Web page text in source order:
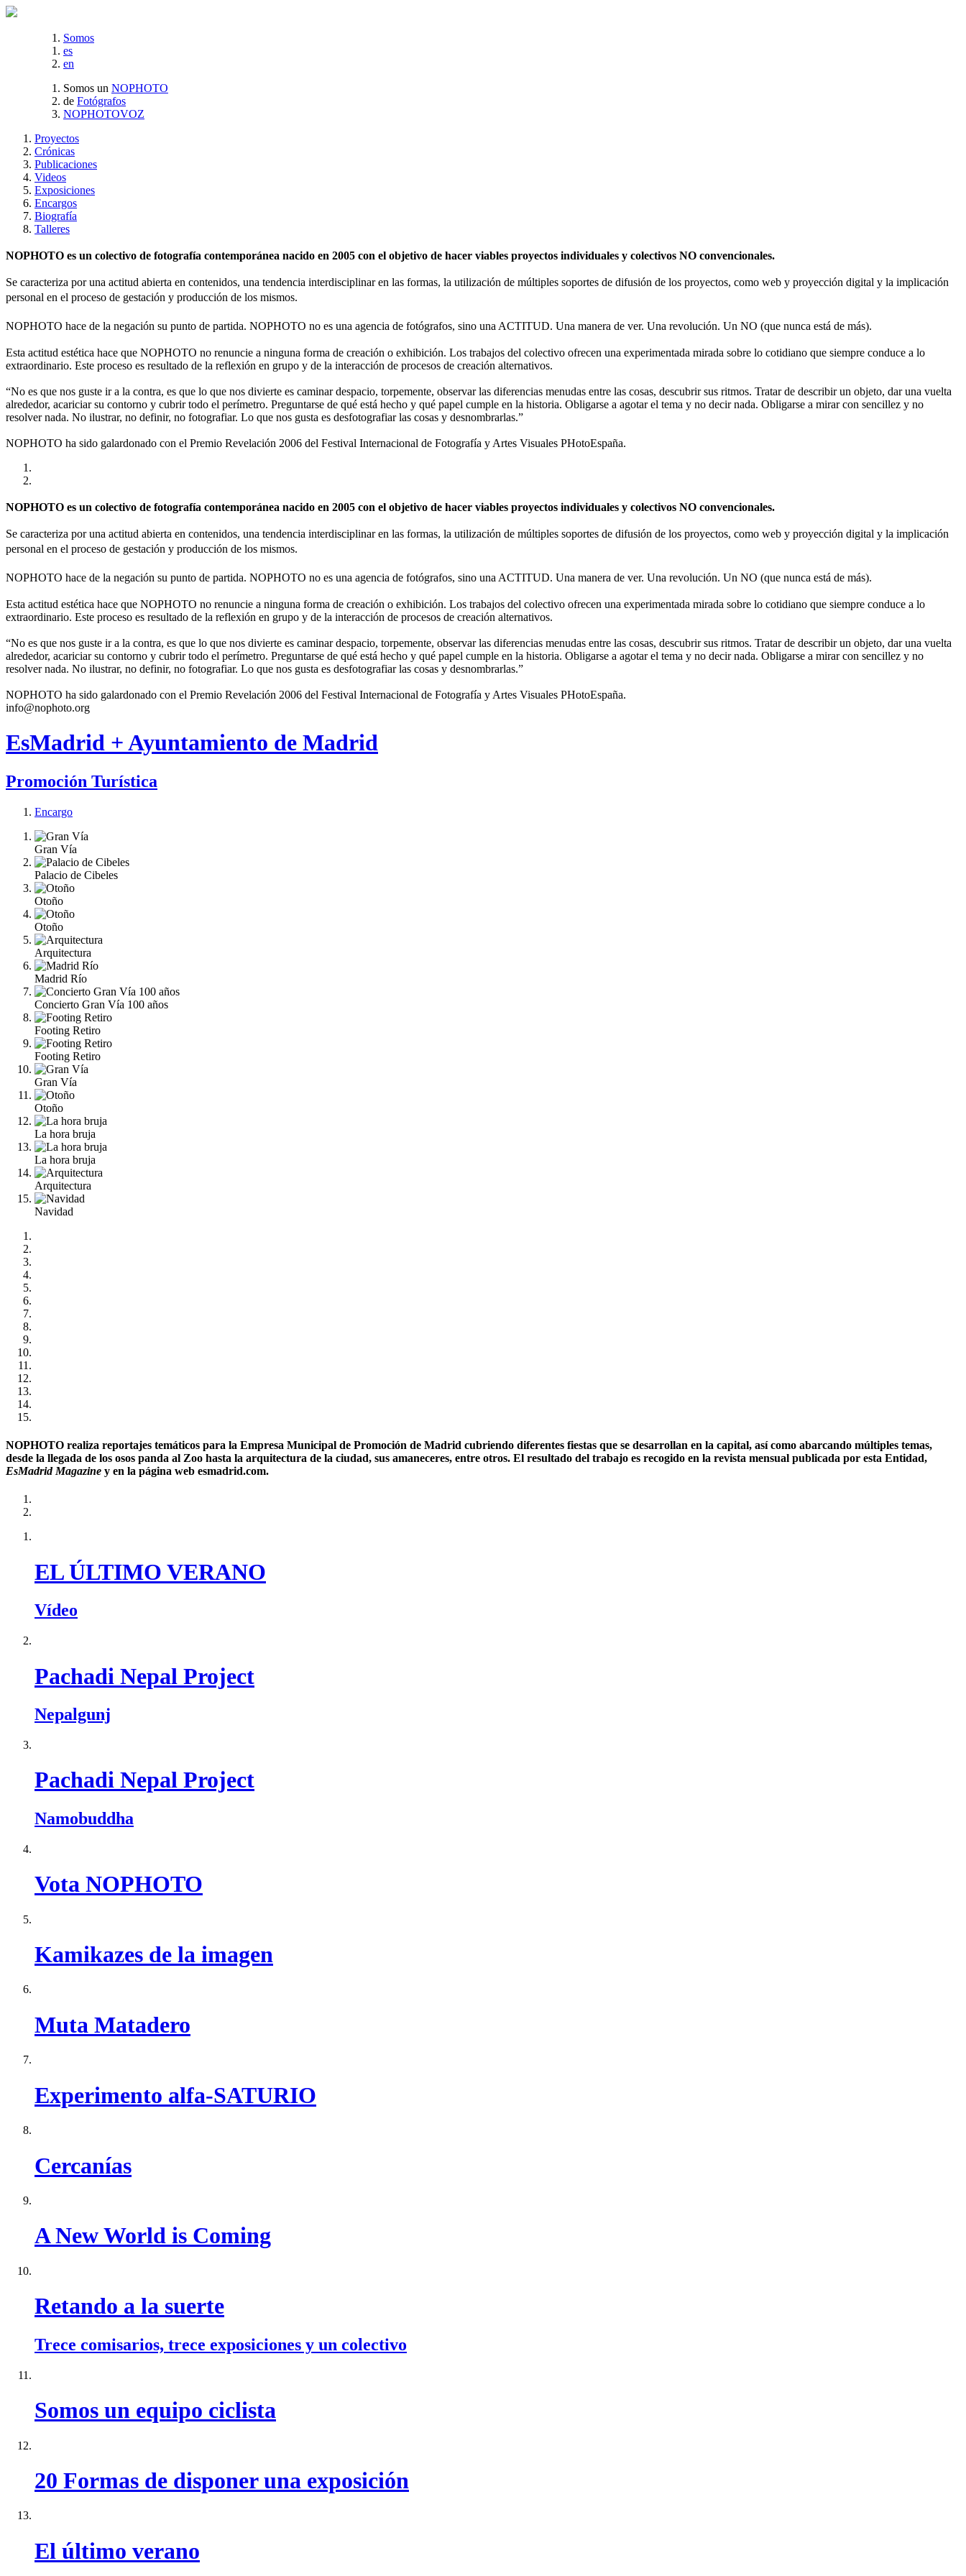
Somos
es
en
Somos un NOPHOTO
de Fotógrafos
NOPHOTOVOZ
Proyectos
Crónicas
Publicaciones
Videos
Exposiciones
Encargos
Biografía
Talleres
NOPHOTO es un colectivo de fotografía contemporánea nacido en 2005 con el objetivo de hacer viables proyectos individuales y colectivos NO convencionales.
Se caracteriza por una actitud abierta en contenidos, una tendencia interdisciplinar en las formas, la utilización de múltiples soportes de difusión de los proyectos, como web y proyección digital y la implicación
personal en el proceso de gestación y producción de los mismos.
NOPHOTO hace de la negación su punto de partida. NOPHOTO no es una agencia de fotógrafos, sino una ACTITUD. Una manera de ver. Una revolución. Un NO (que nunca está de más).
Esta actitud estética hace que NOPHOTO no renuncie a ninguna forma de creación o exhibición. Los trabajos del colectivo ofrecen una experimentada mirada sobre lo cotidiano que siempre conduce a lo
extraordinario. Este proceso es resultado de la reflexión en grupo y de la interacción de procesos de creación alternativos.
“No es que nos guste ir a la contra, es que lo que nos divierte es caminar despacio, torpemente, observar las diferencias menudas entre las cosas, descubrir sus ritmos. Tratar de describir un objeto, dar una vuelta
alrededor, acariciar su contorno y cubrir todo el perímetro. Preguntarse de qué está hecho y qué papel cumple en la historia. Obligarse a agotar el tema y no decir nada. Obligarse a mirar con sencillez y no
resolver nada. No ilustrar, no definir, no fotografiar. Lo que nos gusta es desfotografiar las cosas y desnombrarlas.”
NOPHOTO ha sido galardonado con el Premio Revelación 2006 del Festival Internacional de Fotografía y Artes Visuales PHotoEspaña.
NOPHOTO es un colectivo de fotografía contemporánea nacido en 2005 con el objetivo de hacer viables proyectos individuales y colectivos NO convencionales.
Se caracteriza por una actitud abierta en contenidos, una tendencia interdisciplinar en las formas, la utilización de múltiples soportes de difusión de los proyectos, como web y proyección digital y la implicación
personal en el proceso de gestación y producción de los mismos.
NOPHOTO hace de la negación su punto de partida. NOPHOTO no es una agencia de fotógrafos, sino una ACTITUD. Una manera de ver. Una revolución. Un NO (que nunca está de más).
Esta actitud estética hace que NOPHOTO no renuncie a ninguna forma de creación o exhibición. Los trabajos del colectivo ofrecen una experimentada mirada sobre lo cotidiano que siempre conduce a lo
extraordinario. Este proceso es resultado de la reflexión en grupo y de la interacción de procesos de creación alternativos.
“No es que nos guste ir a la contra, es que lo que nos divierte es caminar despacio, torpemente, observar las diferencias menudas entre las cosas, descubrir sus ritmos. Tratar de describir un objeto, dar una vuelta
alrededor, acariciar su contorno y cubrir todo el perímetro. Preguntarse de qué está hecho y qué papel cumple en la historia. Obligarse a agotar el tema y no decir nada. Obligarse a mirar con sencillez y no
resolver nada. No ilustrar, no definir, no fotografiar. Lo que nos gusta es desfotografiar las cosas y desnombrarlas.”
NOPHOTO ha sido galardonado con el Premio Revelación 2006 del Festival Internacional de Fotografía y Artes Visuales PHotoEspaña.
info@nophoto.org
EsMadrid + Ayuntamiento de Madrid
Promoción Turística
Encargo
Gran Vía
Palacio de Cibeles
Otoño
Otoño
Arquitectura
Madrid Río
Concierto Gran Vía 100 años
Footing Retiro
Footing Retiro
Gran Vía
Otoño
La hora bruja
La hora bruja
Arquitectura
Navidad
NOPHOTO realiza reportajes temáticos para la Empresa Municipal de Promoción de Madrid cubriendo diferentes fiestas que se desarrollan en la capital, así como abarcando múltiples temas,
desde la llegada de los osos panda al Zoo hasta la arquitectura de la ciudad, sus amaneceres, entre otros. El resultado del trabajo es recogido en la revista mensual publicada por esta Entidad,
EsMadrid Magazine y en la página web esmadrid.com.
EL ÚLTIMO VERANO
Vídeo
Pachadi Nepal Project
Nepalgunj
Pachadi Nepal Project
Namobuddha
Vota NOPHOTO
Kamikazes de la imagen
Muta Matadero
Experimento alfa-SATURIO
Cercanías
A New World is Coming
Retando a la suerte
Trece comisarios, trece exposiciones y un colectivo
Somos un equipo ciclista
20 Formas de disponer una exposición
El último verano